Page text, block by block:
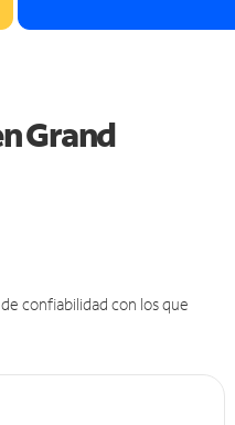
Grand
confiabilidad con los que